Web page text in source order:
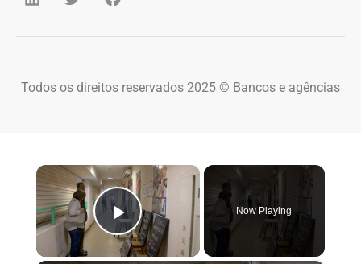
Todos os direitos reservados 2025 © Bancos e agências
×
Play Video
Now Playing